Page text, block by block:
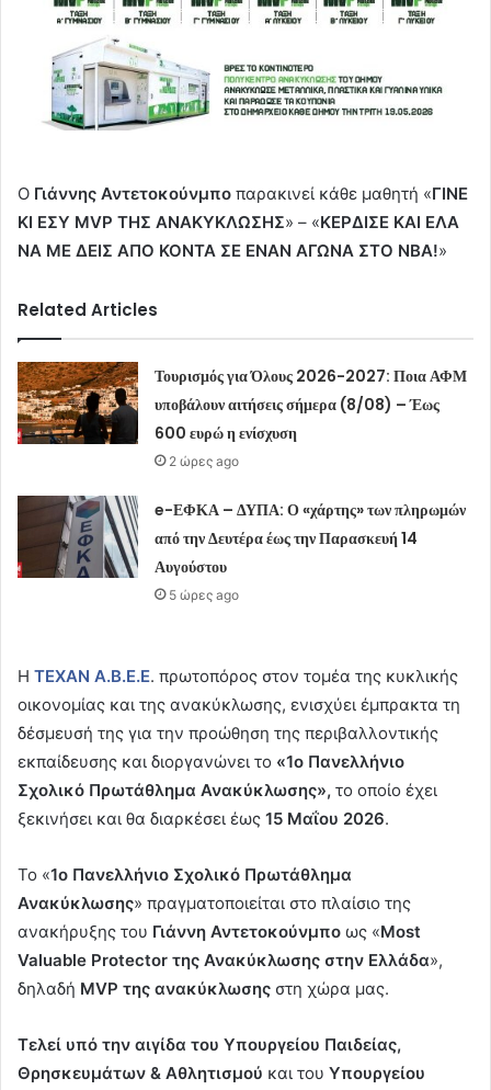
Ο Γιάννης Αντετοκούνμπο παρακινεί κάθε μαθητή «ΓΙΝΕ
ΚΙ ΕΣΥ MVP ΤΗΣ ΑΝΑΚΥΚΛΩΣΗΣ» – «ΚΕΡΔΙΣΕ ΚΑΙ ΕΛΑ
ΝΑ ΜΕ ΔΕΙΣ ΑΠΟ ΚΟΝΤΑ ΣΕ ΕΝΑΝ ΑΓΩΝΑ ΣΤΟ ΝΒΑ!»
Related Articles
Τουρισμός για Όλους 2026-2027: Ποια ΑΦΜ
υποβάλουν αιτήσεις σήμερα (8/08) – Έως
600 ευρώ η ενίσχυση
2 ώρες ago
e-ΕΦΚΑ – ΔΥΠΑ: Ο «χάρτης» των πληρωμών
από την Δευτέρα έως την Παρασκευή 14
Αυγούστου
5 ώρες ago
Η ΤΕΧΑΝ Α.Β.Ε.Ε. πρωτοπόρος στον τομέα της κυκλικής
οικονομίας και της ανακύκλωσης, ενισχύει έμπρακτα τη
δέσμευσή της για την προώθηση της περιβαλλοντικής
εκπαίδευσης και διοργανώνει το «1ο Πανελλήνιο
Σχολικό Πρωτάθλημα Ανακύκλωσης», το οποίο έχει
ξεκινήσει και θα διαρκέσει έως 15 Μαΐου 2026.
Το «1ο Πανελλήνιο Σχολικό Πρωτάθλημα
Ανακύκλωσης» πραγματοποιείται στο πλαίσιο της
ανακήρυξης του Γιάννη Αντετοκούνμπο ως «Most
Valuable Protector της Ανακύκλωσης στην Ελλάδα»,
δηλαδή MVP της ανακύκλωσης στη χώρα μας.
Τελεί υπό την αιγίδα του Υπουργείου Παιδείας,
Θρησκευμάτων & Αθλητισμού και του Υπουργείου